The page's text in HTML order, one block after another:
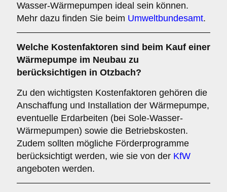
Wasser-Wärmepumpen ideal sein können.
Mehr dazu finden Sie beim Umweltbundesamt.
Welche Kostenfaktoren sind beim Kauf einer
Wärmepumpe im Neubau zu
berücksichtigen in Otzbach?
Zu den wichtigsten Kostenfaktoren gehören die
Anschaffung und Installation der Wärmepumpe,
eventuelle Erdarbeiten (bei Sole-Wasser-
Wärmepumpen) sowie die Betriebskosten.
Zudem sollten mögliche Förderprogramme
berücksichtigt werden, wie sie von der KfW
angeboten werden.